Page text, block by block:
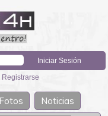
Registrarse
Fotos
Noticias